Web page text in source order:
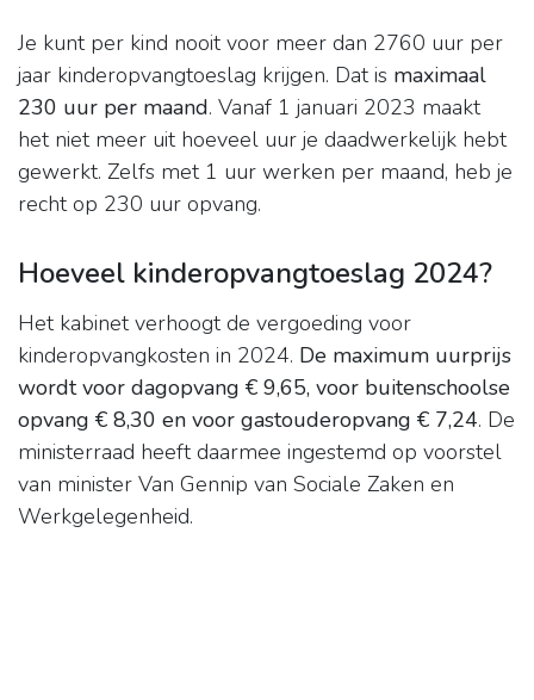
Je kunt per kind nooit voor meer dan 2760 uur per
jaar kinderopvangtoeslag krijgen. Dat is maximaal
230 uur per maand. Vanaf 1 januari 2023 maakt
het niet meer uit hoeveel uur je daadwerkelijk hebt
gewerkt. Zelfs met 1 uur werken per maand, heb je
recht op 230 uur opvang.
Hoeveel kinderopvangtoeslag 2024?
Het kabinet verhoogt de vergoeding voor
kinderopvangkosten in 2024. De maximum uurprijs
wordt voor dagopvang € 9,65, voor buitenschoolse
opvang € 8,30 en voor gastouderopvang € 7,24. De
ministerraad heeft daarmee ingestemd op voorstel
van minister Van Gennip van Sociale Zaken en
Werkgelegenheid.